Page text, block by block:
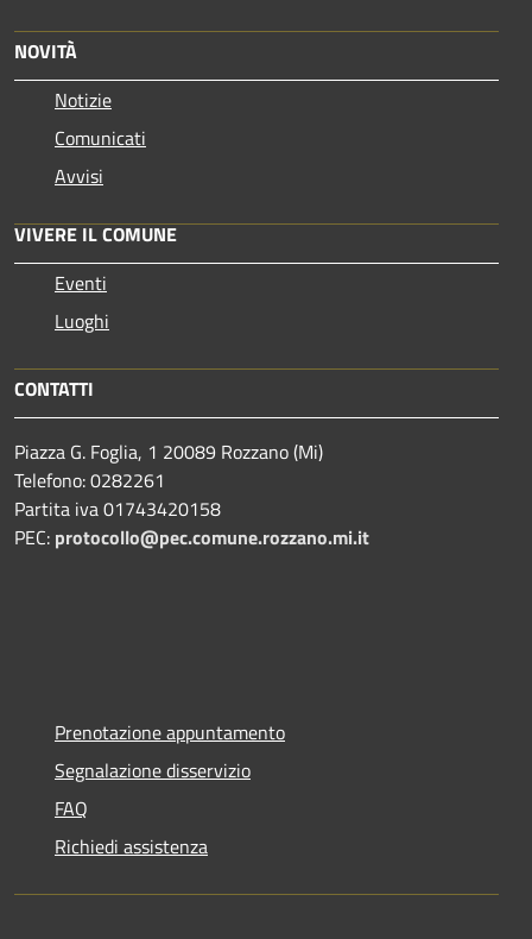
NOVITÀ
Notizie
Comunicati
Avvisi
VIVERE IL COMUNE
Eventi
Luoghi
CONTATTI
Piazza G. Foglia, 1 20089 Rozzano (Mi)
Telefono: 0282261
Partita iva 01743420158
PEC: protocollo@pec.comune.rozzano.mi.it
Prenotazione appuntamento
Segnalazione disservizio
FAQ
Richiedi assistenza